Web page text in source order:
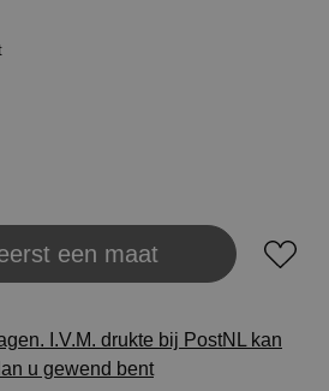
een maat
I.V.M. drukte bij PostNL kan
u gewend bent